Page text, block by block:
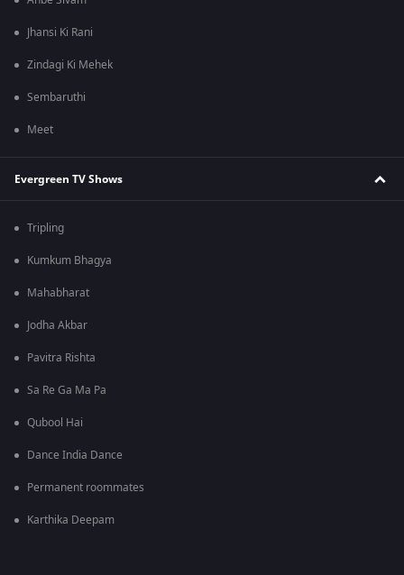
Jhansi Ki Rani
Zindagi Ki Mehek
Sembaruthi
Meet
Evergreen TV Shows
Tripling
Kumkum Bhagya
Mahabharat
Jodha Akbar
Pavitra Rishta
Sa Re Ga Ma Pa
Qubool Hai
Dance India Dance
Permanent roommates
Karthika Deepam